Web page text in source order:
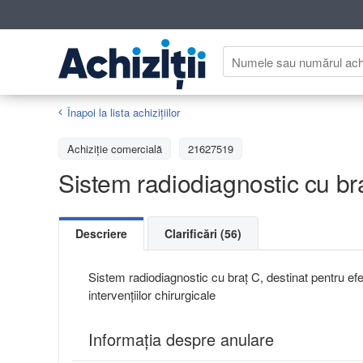
Înapoi la lista achiziţiilor
Achizițiе comercială 21627519
Sistem radiodiagnostic cu
Descriere Clarificări (56)
Sistem radiodiagnostic cu braț C, destinat pentru
intervențiilor chirurgicale
Informația despre anulare